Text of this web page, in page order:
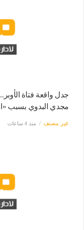
جدل واقعة فتاة
مجدي البدوي بسبب
غير مصنف منذ 4 ساعات